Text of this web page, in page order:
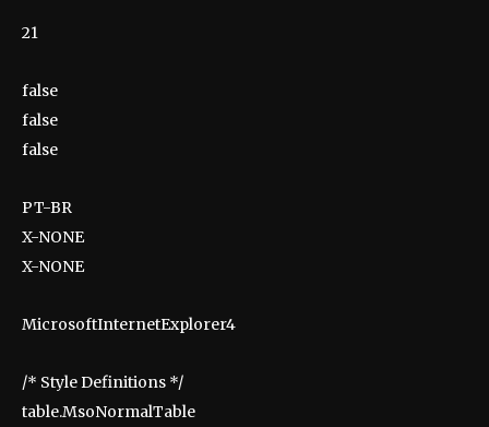
21
false
false
false
PT-BR
X-NONE
X-NONE
MicrosoftInternetExplorer4
/* Style Definitions */
table.MsoNormalTable